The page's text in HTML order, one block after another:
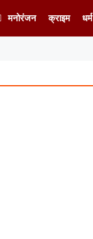
मनोरंजन क्राइम धर्म